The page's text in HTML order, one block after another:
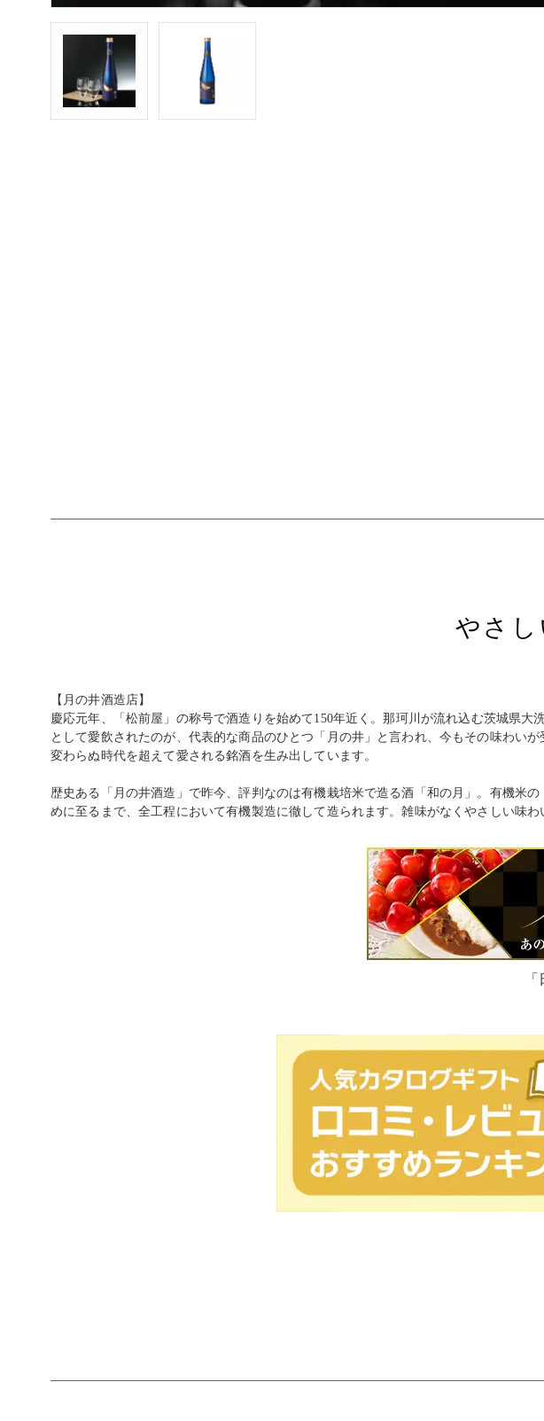
やさし
【月の井酒造店】
慶応元年、「松前屋」の称号で酒造りを始めて150年近く。那珂川が流れ込む茨城県
として愛飲されたのが、代表的な商品のひとつ「月の井」と言われ、今もその味わい
変わらぬ時代を超えて愛される銘酒を生み出しています。
歴史ある「月の井酒造」で昨今、評判なのは有機栽培米で造る酒「和の月」。有機
めに至るまで、全工程において有機製造に徹して造られます。雑味がなくやさしい味